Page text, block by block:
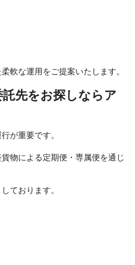
な運用をご提案いた し ま す 。
先をお探しならア
重 要 で す 。
物による定期便・専属便を通じ
ております。